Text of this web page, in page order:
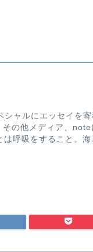
ャルにエッセイを寄
の他メディア、note
は呼吸をすること。